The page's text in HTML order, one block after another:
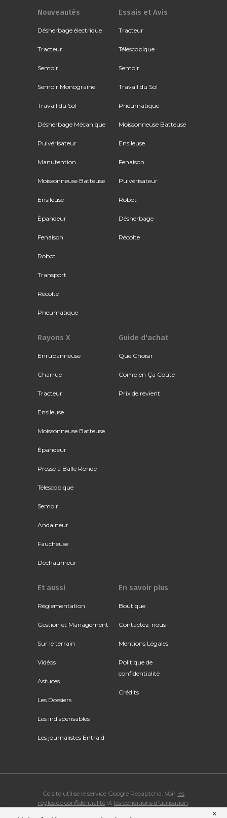
Nouveautés
Désherbage électrique
Tracteur
Semoir
Semoir Monograine
Travail du Sol
Désherbage Mécanique
Pulvérisateur
Manutention
Moissonneuse Batteuse
Ensileuse
Épandeur
Fenaison
Robot
Transport
Récolte
Pneumatique
Essais et Avis
Tracteur
Télescopique
Semoir
Travail du Sol
Pneumatique
Moissonneuse Batteuse
Ensileuse
Fenaison
Pulvérisateur
Robot
Désherbage
Récolte
Rayons X
Enrubanneuse
Charrue
Tracteur
Ensileuse
Moissonneuse Batteuse
Épandeur
Presse à Balle Ronde
Télescopique
Semoir
Andaineur
Faucheuse
Déchaumeur
Guide d'achat
Que Choisir
Combien Ça Coûte
Prix de revient
Et aussi
Réglementation
Gestion et Management
Sur le terrain
Vidéos
Astuces
Les Dossiers
Les indispensables
Les journalistes Entraid
En savoir plus
Boutique
Contactez-nous !
Mentions Légales
Politique de
confidentialité
Crédits
Ce site utilise le service Google Recaptcha. Voir les
règles de confidentialitéet les conditions d'utilisation
×